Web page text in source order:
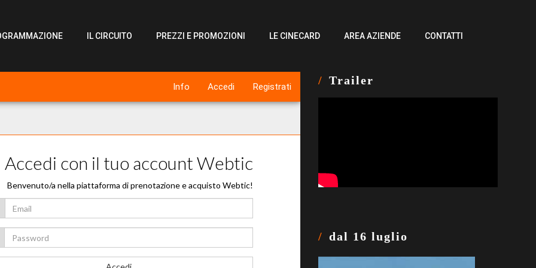
IL CIRCUITO PREZZI E PROMOZIONI LE CINECARD AREA AZIENDE CONTATTI
Trailer
dal 16 luglio